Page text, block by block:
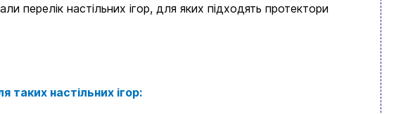
перелік настільних ігор, для яких підходять протектори
таких настільних ігор: